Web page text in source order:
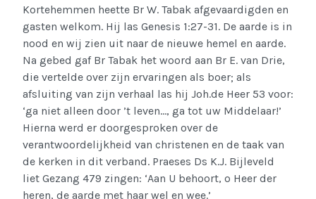
Kortehemmen heette Br W. Tabak afgevaardigden en
gasten welkom. Hij las Genesis 1:27-31. De aarde is in
nood en wij zien uit naar de nieuwe hemel en aarde.
Na gebed gaf Br Tabak het woord aan Br E. van Drie,
die vertelde over zijn ervaringen als boer; als
afsluiting van zijn verhaal las hij Joh.de Heer 53 voor:
‘ga niet alleen door ’t leven…, ga tot uw Middelaar!’
Hierna werd er doorgesproken over de
verantwoordelijkheid van christenen en de taak van
de kerken in dit verband. Praeses Ds K.J. Bijleveld
liet Gezang 479 zingen: ‘Aan U behoort, o Heer der
heren, de aarde met haar wel en wee.’